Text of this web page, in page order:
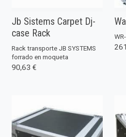
Jb Sistems Carpet Dj-
case Rack
Rack transporte JB SYSTEMS
forrado en moqueta
90,63 €